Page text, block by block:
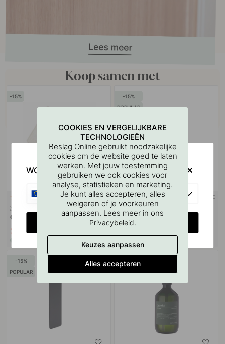
Koop samen met
15
3M
Oppervlaktereinigingsdoekje
3.06 €
15
POPULAR
62 3M-TAPE
Zeephouder/Zeepdispenser
Base - Geborsteld RVS
15
POPULAR
15
COOKIES EN VERGELIJKBARE
TECHNOLOGIEËN
Beslag Online gebruikt noodzakelijke
cookies om de website goed te laten
werken. Met jouw toestemming
gebruiken we ook cookies voor
analyse, statistieken en marketing.
Je kunt alles accepteren, alles
weigeren of je voorkeuren
aanpassen. Lees meer in ons
Privacybeleid.
Keuzes aanpassen
Alles accepteren
WOULD YOU RATHER VISIT?
CHANGE COUNTRY